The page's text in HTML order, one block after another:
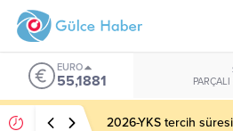
EURO
55,1881
2026-YKS tercih